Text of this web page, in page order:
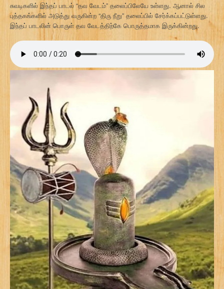
சுவடிகளில் இந்தப் பாடல் “தவ வேடம்” தலைப்பிலேயே உள்ளது. ஆனால் சில
புத்தகங்களில் அடுத்து வருகின்ற “திரு நீறு” தலைப்பில் சேர்க்கப்பட்டுள்ளது.
இந்தப் பாடலின் பொருள் தவ வேடத்திற்கே பொருத்தமாக இருக்கின்றது.